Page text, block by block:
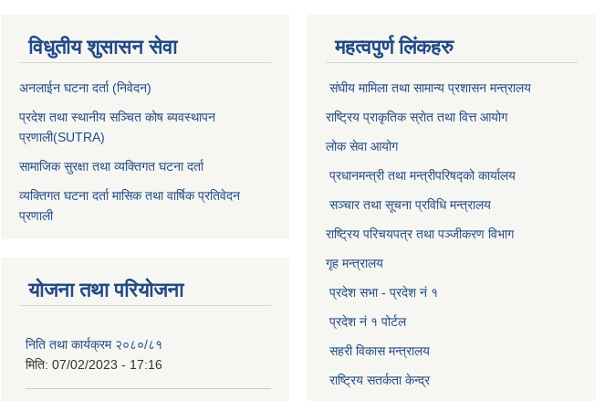
विधुतीय शुसासन सेवा
अनलाईन घटना दर्ता (निवेदन)
प्रदेश तथा स्थानीय सञ्चित कोष ब्यवस्थापन
प्रणाली(SUTRA)
सामाजिक सुरक्षा तथा व्यक्तिगत घटना दर्ता
व्यक्तिगत घटना दर्ता मासिक तथा वार्षिक प्रतिवेदन
प्रणाली
योजना तथा परियोजना
निति तथा कार्यक्रम २०८०/८१
मिति: 07/02/2023 - 17:16
महत्वपुर्ण लिंकहरु
संघीय मामिला तथा सामान्य प्रशासन मन्त्रालय
राष्ट्रिय प्राकृतिक स्राेत तथा वित्त आयोग
लोक सेवा आयोग
प्रधानमन्त्री तथा मन्त्रीपरिषद्को कार्यालय
सञ्‍चार तथा सूचना प्रविधि मन्त्रालय
राष्ट्रिय परिचयपत्र तथा पञ्जीकरण विभाग​
गृह मन्त्रालय
प्रदेश सभा - प्रदेश नं १
प्रदेश नं १ पोर्टल
सहरी विकास मन्त्रालय
राष्ट्रिय सतर्कता केन्द्र